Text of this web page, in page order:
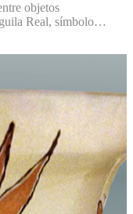
objetos
Real, símbolo…